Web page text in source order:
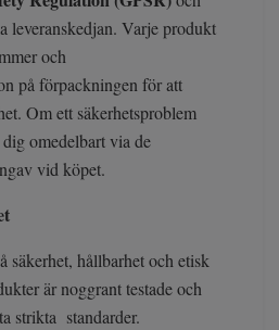
leveranskedjan. Varje produkt
och
på förpackningen för att
Om ett säkerhetsproblem
omedelbart via de
vid köpet.
säkerhet, hållbarhet och etisk
är noggrant testade och
strikta standarder.